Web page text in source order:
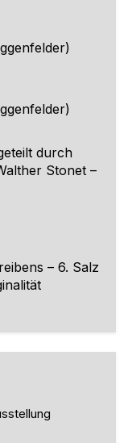
durch
Stonet –
– 6. Salz